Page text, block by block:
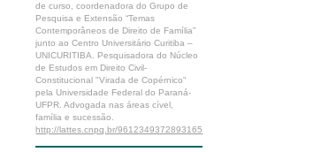
de curso, coordenadora do Grupo de
Pesquisa e Extensão “Temas
Contemporâneos de Direito de Família”
junto ao Centro Universitário Curitiba –
UNICURITIBA. Pesquisadora do Núcleo
de Estudos em Direito Civil-
Constitucional "Virada de Copérnico"
pela Universidade Federal do Paraná-
UFPR. Advogada nas áreas cível,
família e sucessão.
http://lattes.cnpq.br/9612349372893165